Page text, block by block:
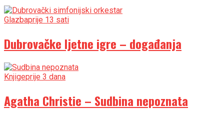
Glazbaprije 13 sati
Dubrovačke ljetne igre – događanja
Knjigeprije 3 dana
Agatha Christie – Sudbina nepoznata